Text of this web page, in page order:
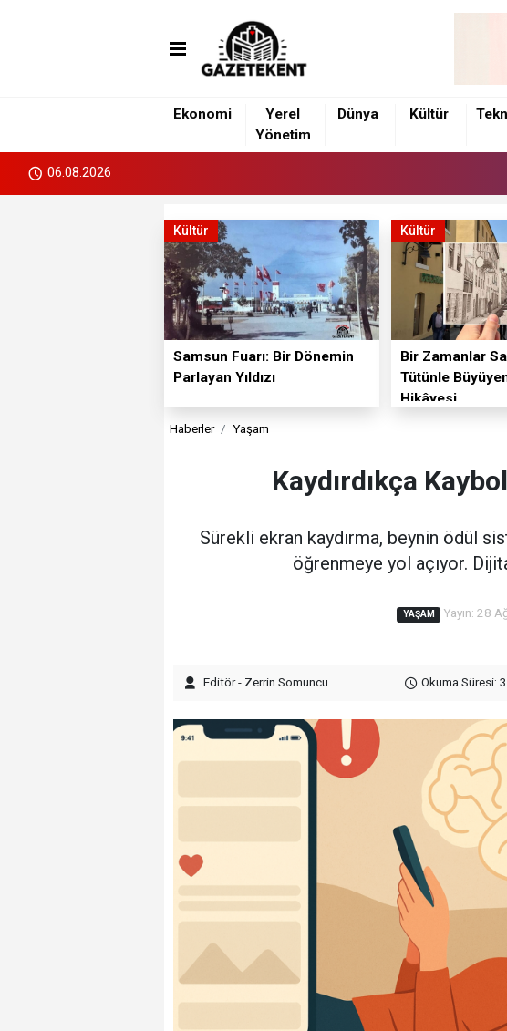
Ekonomi
Yerel
Yönetim
Dünya Kültür
06.08.2026
Kültür
Samsun Fuarı: Bir Dönemin
Parlayan Yıldızı
Kültür
Bir Zamanlar
Tütünle
Hikâyesi
Haberler Yaşam
Kaydırdıkça
Sürekli ekran kaydırma, beynin ödül
öğrenmeye yol açıyor.
YAŞAM Yayın: 28
Editör - Zerrin Somuncu Okuma Süresi: 3